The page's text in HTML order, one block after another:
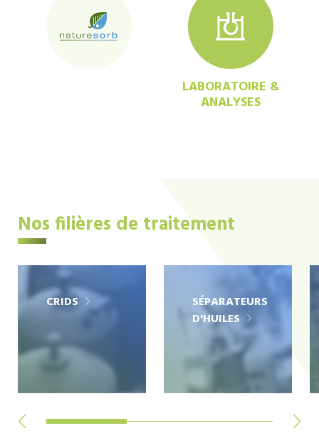
LABORATOIRE &
ANALYSES
Nos filières de traitement
CRIDS
SÉPARATEURS
D'HUILES